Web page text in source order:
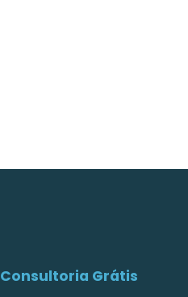
Consultoria Grátis